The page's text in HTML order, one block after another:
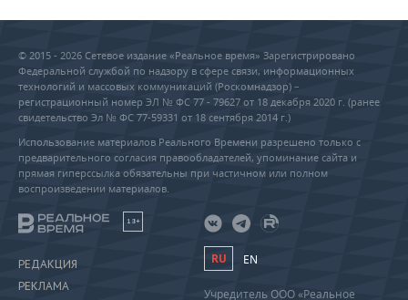
© 2015 - 2026 Сетевое издание «Реальное время» Зарегистрировано
Федеральной службой по надзору в сфере связи, информационных
технологий и массовых коммуникаций (Роскомнадзор) –
регистрационный номер ЭЛ № ФС 77 - 79627 от 18 декабря 2020 г. (ранее
свидетельство Эл № ФС 77-59331 от 18 сентября 2014 г.)
Использование материалов Реального Времени разрешено только с
предварительного согласия правообладателей, упоминание сайта и
прямая гиперссылка обязательны при частичном или полном
воспроизведении материалов.
18+
РЕДАКЦИЯ
РЕКЛАМА
RU EN
Учредитель ООО «Реальное